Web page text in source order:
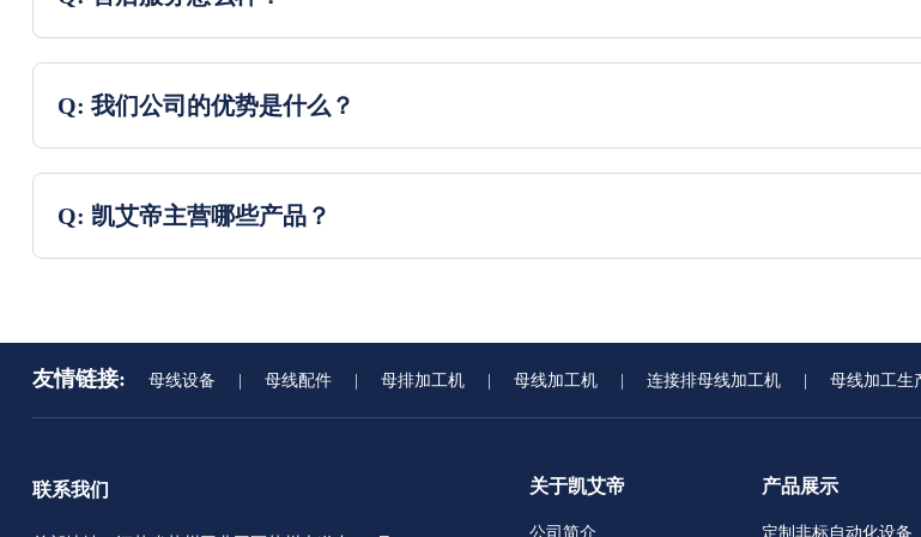
Q: 我们公司的优势是什么？
Q: 凯艾帝主营哪些产品？
友情链接: 母线设备 母线配件 母排加工机 母线加工机 连接排母线加工机 母线加工生
联系我们 关于凯艾帝
公司简介
产品展示
定制非标自动化设备